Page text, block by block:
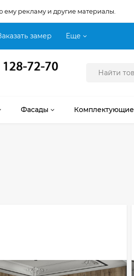
рекламу и другие материалы.
замер Еще
Фасады Комплектующие